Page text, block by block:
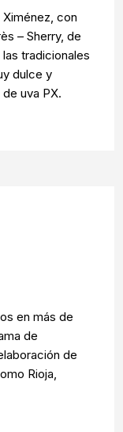
con
– Sherry, de
tradicionales
dulce y
uva PX.
en más de
de
de
Rioja,